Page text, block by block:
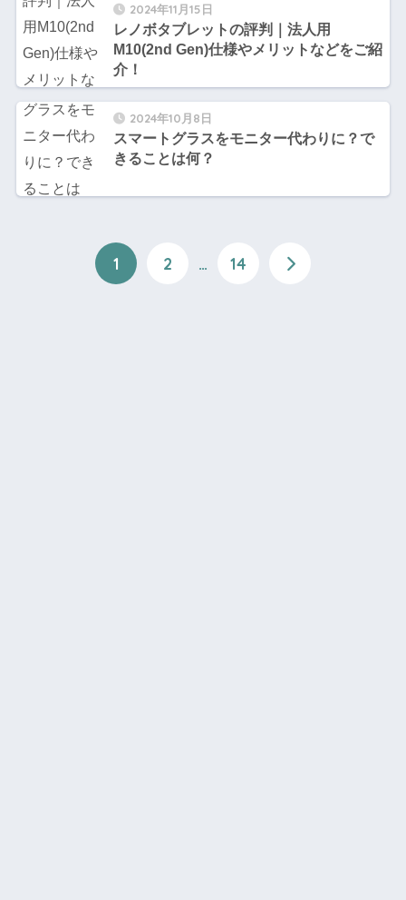
2024年11月15日
レノボタブレットの評判｜法人用
M10(2nd Gen)仕様やメリットなどをご紹
介！
2024年10月8日
スマートグラスをモニター代わりに？で
きることは何？
1 2 … 14